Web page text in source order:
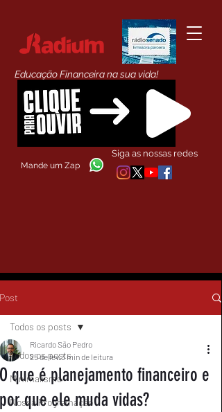
Educação Financeira na sua vida!
Siga as nossas redes
Mande um Zap
Post
Todos os posts
Minimalismo
Nossa Programação
Todos os posts
O que é planejamento financeiro e
por que ele muda vidas?
Ricardo São Pedro
25 de fev.3 min de leitura